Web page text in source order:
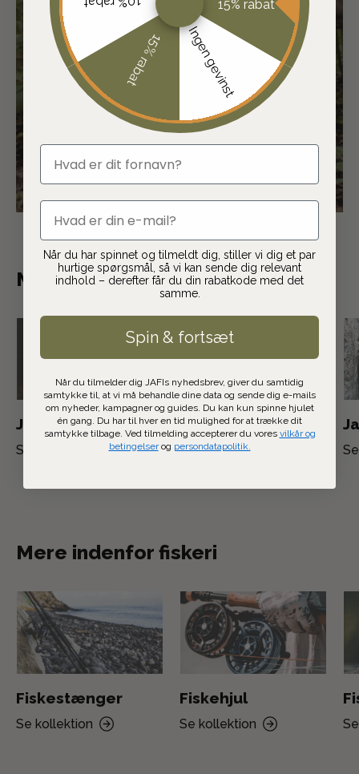
Sammen produktudvikler og udvælger
vi de bedste varer, som du kan få stor
gavn af.
SE PRODUKTER
Mere indenfor jagt
Jagthunden
Se kollektion
Jagtoptik
Se kollektion
Mere indenfor fiskeri
Fiskestænger
Se kollektion
Fiskehjul
Se kollektion
15% rabat
Ingen gevinst
15% rabat
fornavn
email
Når du har spinnet og tilmeldt dig, stiller vi dig et par
hurtige spørgsmål, så vi kan sende dig relevant
indhold – derefter får du din rabatkode med det
samme.
Spin & fortsæt
Når du tilmelder dig JAFIs nyhedsbrev, giver du samtidig
samtykke til, at vi må behandle dine data og sende dig e-mails
om nyheder, kampagner og guides. Du kan kun spinne hjulet
én gang. Du har til hver en tid mulighed for at trække dit
samtykke tilbage. Ved tilmelding accepterer du vores vilkår og
betingelserog persondatapolitik.